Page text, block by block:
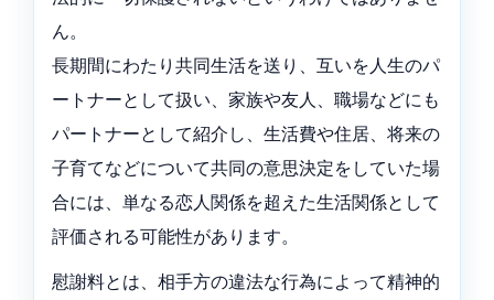
ん。
長期間にわたり共同生活を送り、互いを人生のパ
ートナーとして扱い、家族や友人、職場などにも
パートナーとして紹介し、生活費や住居、将来の
子育てなどについて共同の意思決定をしていた場
合には、単なる恋人関係を超えた生活関係として
評価される可能性があります。
慰謝料とは、相手方の違法な行為によって精神的